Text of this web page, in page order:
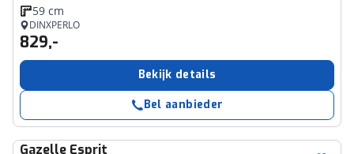
59 cm
DINXPERLO
829,-
Bekijk details
Bel aanbieder
Gazelle Esprit